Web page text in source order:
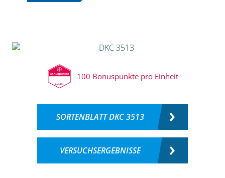
100 Bonuspunkte pro Einheit
SORTENBLATT DKC 3513
VERSUCHSERGEBNISSE